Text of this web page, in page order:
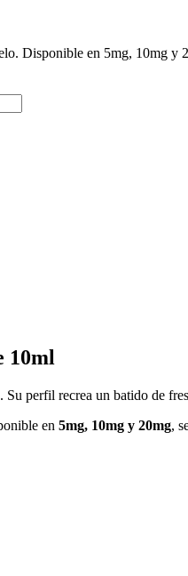
Disponible en 5mg, 10mg y
10ml
perfil recrea un batido de
en 5mg, 10mg y 20mg,